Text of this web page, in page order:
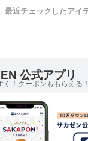
ク カットソー Love
Rat BR26SU03D12
最近チェックしたアイ
公式アプリ
く！クーポンももらえる！